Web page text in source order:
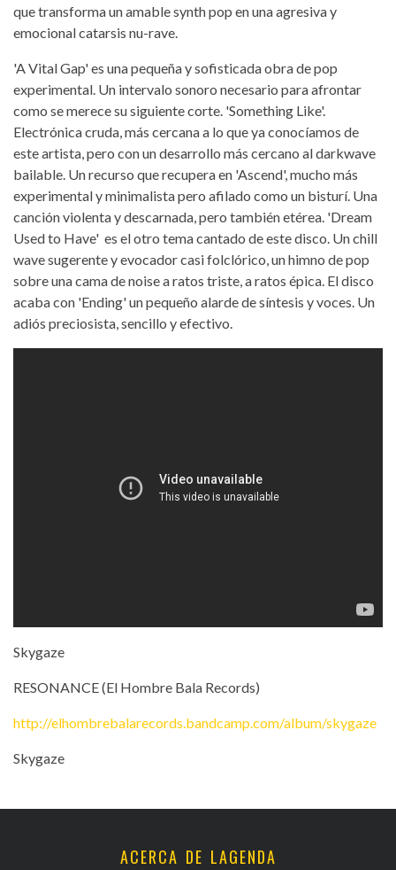
que transforma un amable synth pop en una agresiva y
emocional catarsis nu-rave.
'A Vital Gap' es una pequeña y sofisticada obra de pop
experimental. Un intervalo sonoro necesario para afrontar
como se merece su siguiente corte. 'Something Like'.
Electrónica cruda, más cercana a lo que ya conocíamos de
este artista, pero con un desarrollo más cercano al darkwave
bailable. Un recurso que recupera en 'Ascend', mucho más
experimental y minimalista pero afilado como un bisturí. Una
canción violenta y descarnada, pero también etérea. 'Dream
Used to Have' es el otro tema cantado de este disco. Un chill
wave sugerente y evocador casi folclórico, un himno de pop
sobre una cama de noise a ratos triste, a ratos épica. El disco
acaba con 'Ending' un pequeño alarde de síntesis y voces. Un
adiós preciosista, sencillo y efectivo.
Skygaze
RESONANCE (El Hombre Bala Records)
http://elhombrebalarecords.bandcamp.com/album/skygaze
Skygaze
ACERCA DE LAGENDA